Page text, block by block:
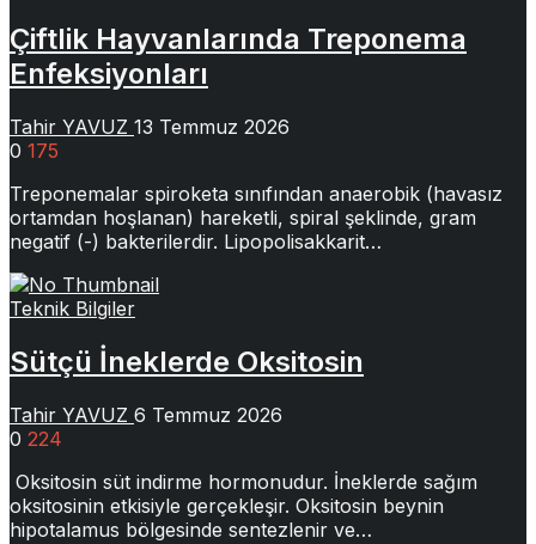
Çiftlik Hayvanlarında Treponema
Enfeksiyonları
Tahir YAVUZ 13 Temmuz 2026
0 175
Treponemalar spiroketa sınıfından anaerobik (havasız
ortamdan hoşlanan) hareketli, spiral şeklinde, gram
negatif (-) bakterilerdir. Lipopolisakkarit…
Teknik Bilgiler
Sütçü İneklerde Oksitosin
Tahir YAVUZ 6 Temmuz 2026
0 224
Oksitosin süt indirme hormonudur. İneklerde sağım
oksitosinin etkisiyle gerçekleşir. Oksitosin beynin
hipotalamus bölgesinde sentezlenir ve…